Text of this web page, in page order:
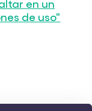
en un
de uso"